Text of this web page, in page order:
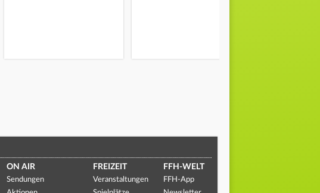
ON AIR
Sendungen
FREIZEIT
Veranstaltungen
FFH-WELT
FFH-App